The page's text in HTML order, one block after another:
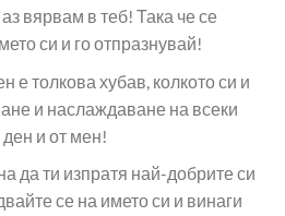
вярвам в теб! Така че се
си и го отпразнувай!
е толкова хубав, колкото си и
и наслаждаване на всеки
и от мен!
да ти изпратя най-добрите си
се на името си и винаги